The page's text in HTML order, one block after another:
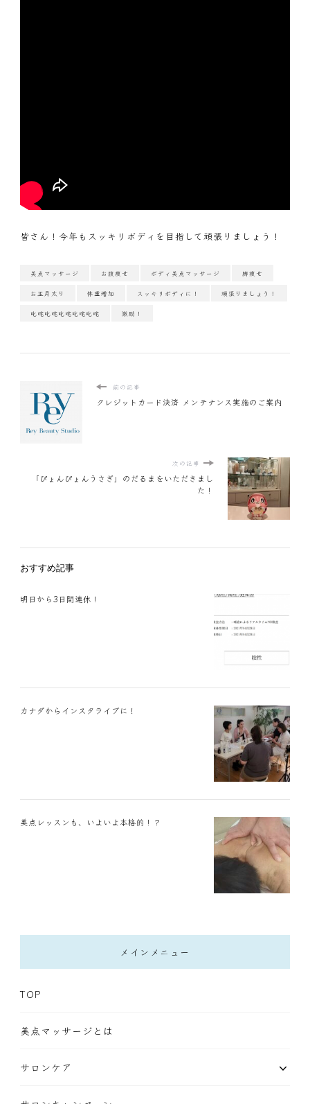
皆さん！今年もスッキリボディを目指して頑張りましょう！
美点マッサージ お腹痩せ ボディ美点マッサージ 脚痩せ
お正月太り 体重増加 スッキリボディに！ 頑張りましょう！
叱咤叱咤叱咤叱咤叱咤 激励！
前の記事
クレジットカード決済 メンテナンス実施のご案内
次の記事
「ぴょんぴょんうさぎ」のだるまをいただきまし
た！
おすすめ記事
明日から3日間連休！
カナダからインスタライブに！
美点レッスンも、いよいよ本格的！？
メインメニュー
TOP
美点マッサージとは
サロンケア